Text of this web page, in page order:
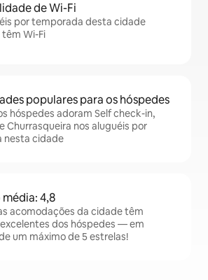
de Wi-Fi
por temporada desta cidade
Wi-Fi
populares para os hóspedes
hóspedes adoram Self check-in,
Churrasqueira nos aluguéis por
nesta cidade
4,8
acomodações da cidade têm
dos hóspedes — em
um máximo de 5 estrelas!